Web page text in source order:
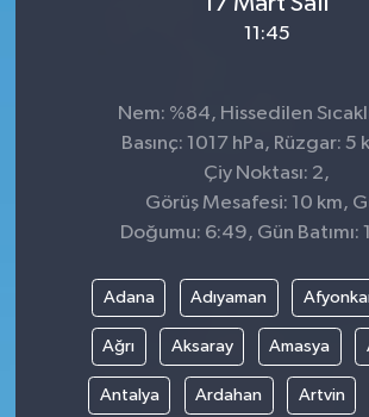
11:45
Nem: %84, Hissedilen
Basınç: 1017 hPa, Rüzgar: 5
Çiy Noktası: 2,
Görüş Mesafesi: 10 km,
Doğumu: 6:49, Gün Batımı:
Adana Adıyaman
Ağrı Aksaray Amasya
Antalya Ardahan Artvin